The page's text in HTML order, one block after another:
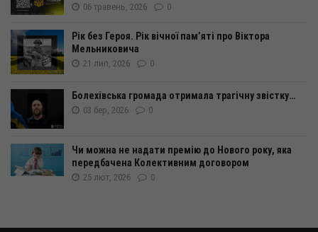
06 травень, 2026 0
Рік без Героя. Рік вічної пам’яті про Віктора
Мельниковича
21 лип, 2026 0
Болехівська громада отримала трагічну звістку…
03 бер, 2026 0
Чи можна не надати премію до Нового року, яка
передбачена Колективним договором
25 лют, 2026 0